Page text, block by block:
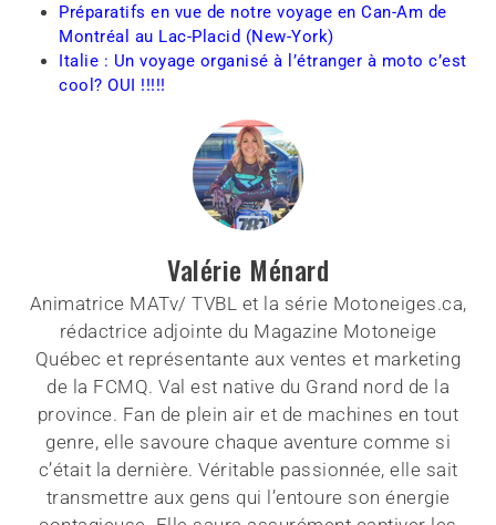
Préparatifs en vue de notre voyage en Can-Am de
Montréal au Lac-Placid (New-York)
Italie : Un voyage organisé à l’étranger à moto c’est
cool? OUI !!!!!
Valérie Ménard
Animatrice MATv/ TVBL et la série Motoneiges.ca,
rédactrice adjointe du Magazine Motoneige
Québec et représentante aux ventes et marketing
de la FCMQ. Val est native du Grand nord de la
province. Fan de plein air et de machines en tout
genre, elle savoure chaque aventure comme si
c’était la dernière. Véritable passionnée, elle sait
transmettre aux gens qui l’entoure son énergie